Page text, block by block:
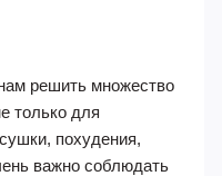
решить множество
только для
похудения,
важно соблюдать